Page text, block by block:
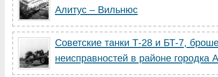
Алитус – Вильнюс
Советские танки Т-28 и БТ-7,
неисправностей в районе городка